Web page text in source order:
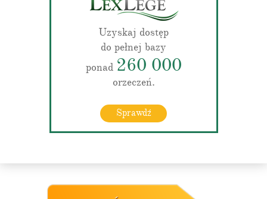
Uzyskaj dostęp
do pełnej bazy
ponad 260 000
orzeczeń.
Sprawdź